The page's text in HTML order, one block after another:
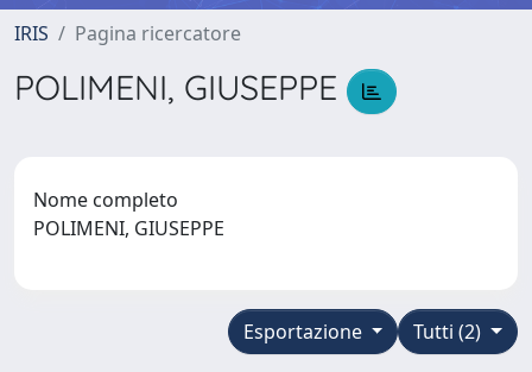
IRIS Pagina ricercatore
POLIMENI, GIUSEPPE
Nome completo
POLIMENI, GIUSEPPE
Tutti (2)
Esportazione